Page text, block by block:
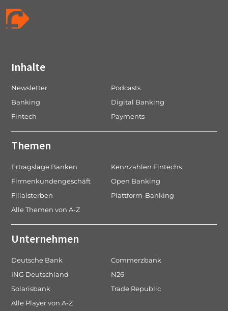
Inhalte
Newsletter
Podcasts
Banking
Digital Banking
Fintech
Payments
Themen
Ertragslage Banken
Kennzahlen Fintechs
Firmenkundengeschäft
Open Banking
Filialsterben
Plattform-Banking
Alle Themen von A-Z
Unternehmen
Deutsche Bank
Commerzbank
ING Deutschland
N26
Solarisbank
Trade Republic
Alle Player von A-Z